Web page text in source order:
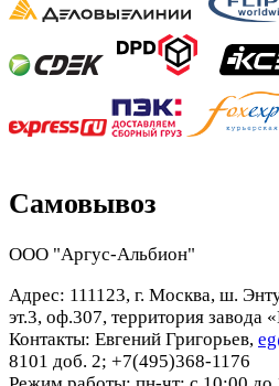
Самовывоз
ООО "Аргус-Альбион"
Адрес: 111123, г. Москва, ш.
эт.3, оф.307, территория завода
Контакты: Евгений Григорьев,
8101 доб. 2; +7(495)368-1176